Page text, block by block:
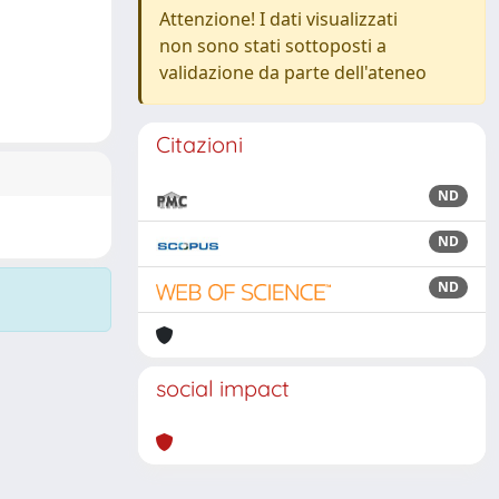
Attenzione! I dati visualizzati
non sono stati sottoposti a
validazione da parte dell'ateneo
Citazioni
ND
ND
ND
social impact